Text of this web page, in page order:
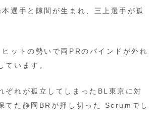
選手と隙間が生まれ、三上選手が孤
ットの勢いで両PRのバインドが外れ
ています。
ぞれが孤立してしまったBL東京に対
てた静岡BRが押し切った Scrumでし